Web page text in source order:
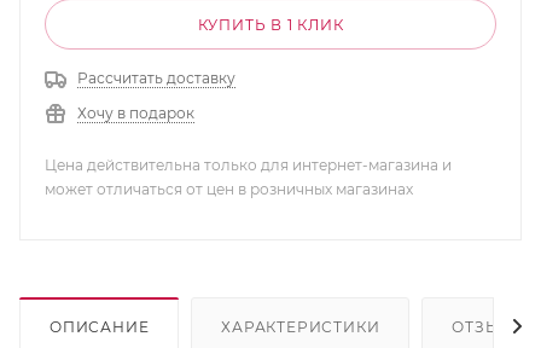
КУПИТЬ В 1 КЛИК
Рассчитать доставку
Хочу в подарок
Цена действительна только для интернет-магазина и
может отличаться от цен в розничных магазинах
ОПИСАНИЕ ХАРАКТЕРИСТИКИ ОТЗЫВЫ